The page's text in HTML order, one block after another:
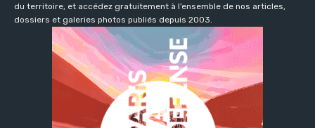
du territoire, et accédez gratuitement à l’ensemble de nos articles,
dossiers et galeries photos publiés depuis 2003.